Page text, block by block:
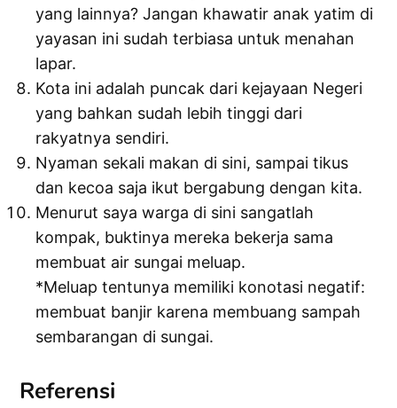
yang lainnya? Jangan khawatir anak yatim di
yayasan ini sudah terbiasa untuk menahan
lapar.
Kota ini adalah puncak dari kejayaan Negeri
yang bahkan sudah lebih tinggi dari
rakyatnya sendiri.
Nyaman sekali makan di sini, sampai tikus
dan kecoa saja ikut bergabung dengan kita.
Menurut saya warga di sini sangatlah
kompak, buktinya mereka bekerja sama
membuat air sungai meluap.
*Meluap tentunya memiliki konotasi negatif:
membuat banjir karena membuang sampah
sembarangan di sungai.
Referensi